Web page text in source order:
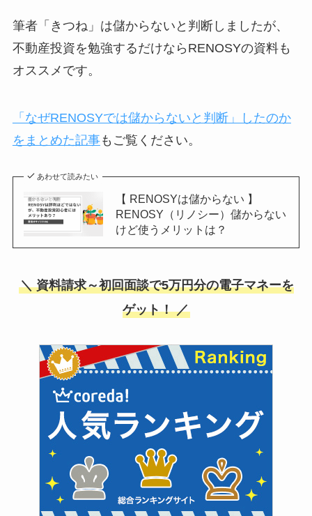
筆者「きつね」は儲からないと判断しましたが、
不動産投資を勉強するだけならRENOSYの資料も
オススメです。
「なぜRENOSYでは儲からないと判断」したのか
をまとめた記事もご覧ください。
あわせて読みたい
【 RENOSYは儲からない 】
RENOSY（リノシー）儲からない
けど使うメリットは？
＼ 資料請求～初回面談で5万円分の電子マネーを
ゲット！ ／